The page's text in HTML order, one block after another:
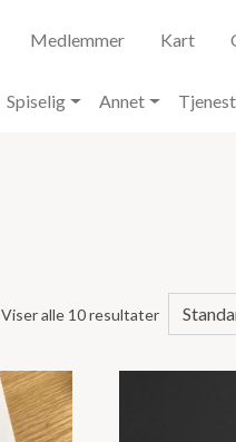
Medlemmer Kart
Spiselig Annet
Viser alle 10 resultater